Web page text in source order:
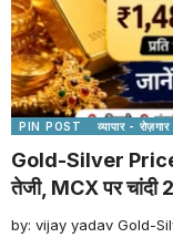
PIN POST व्यापार - रोज़गार
Gold-Silver
तेजी, MCX पर चांदी
by: vijay yadav Gold-